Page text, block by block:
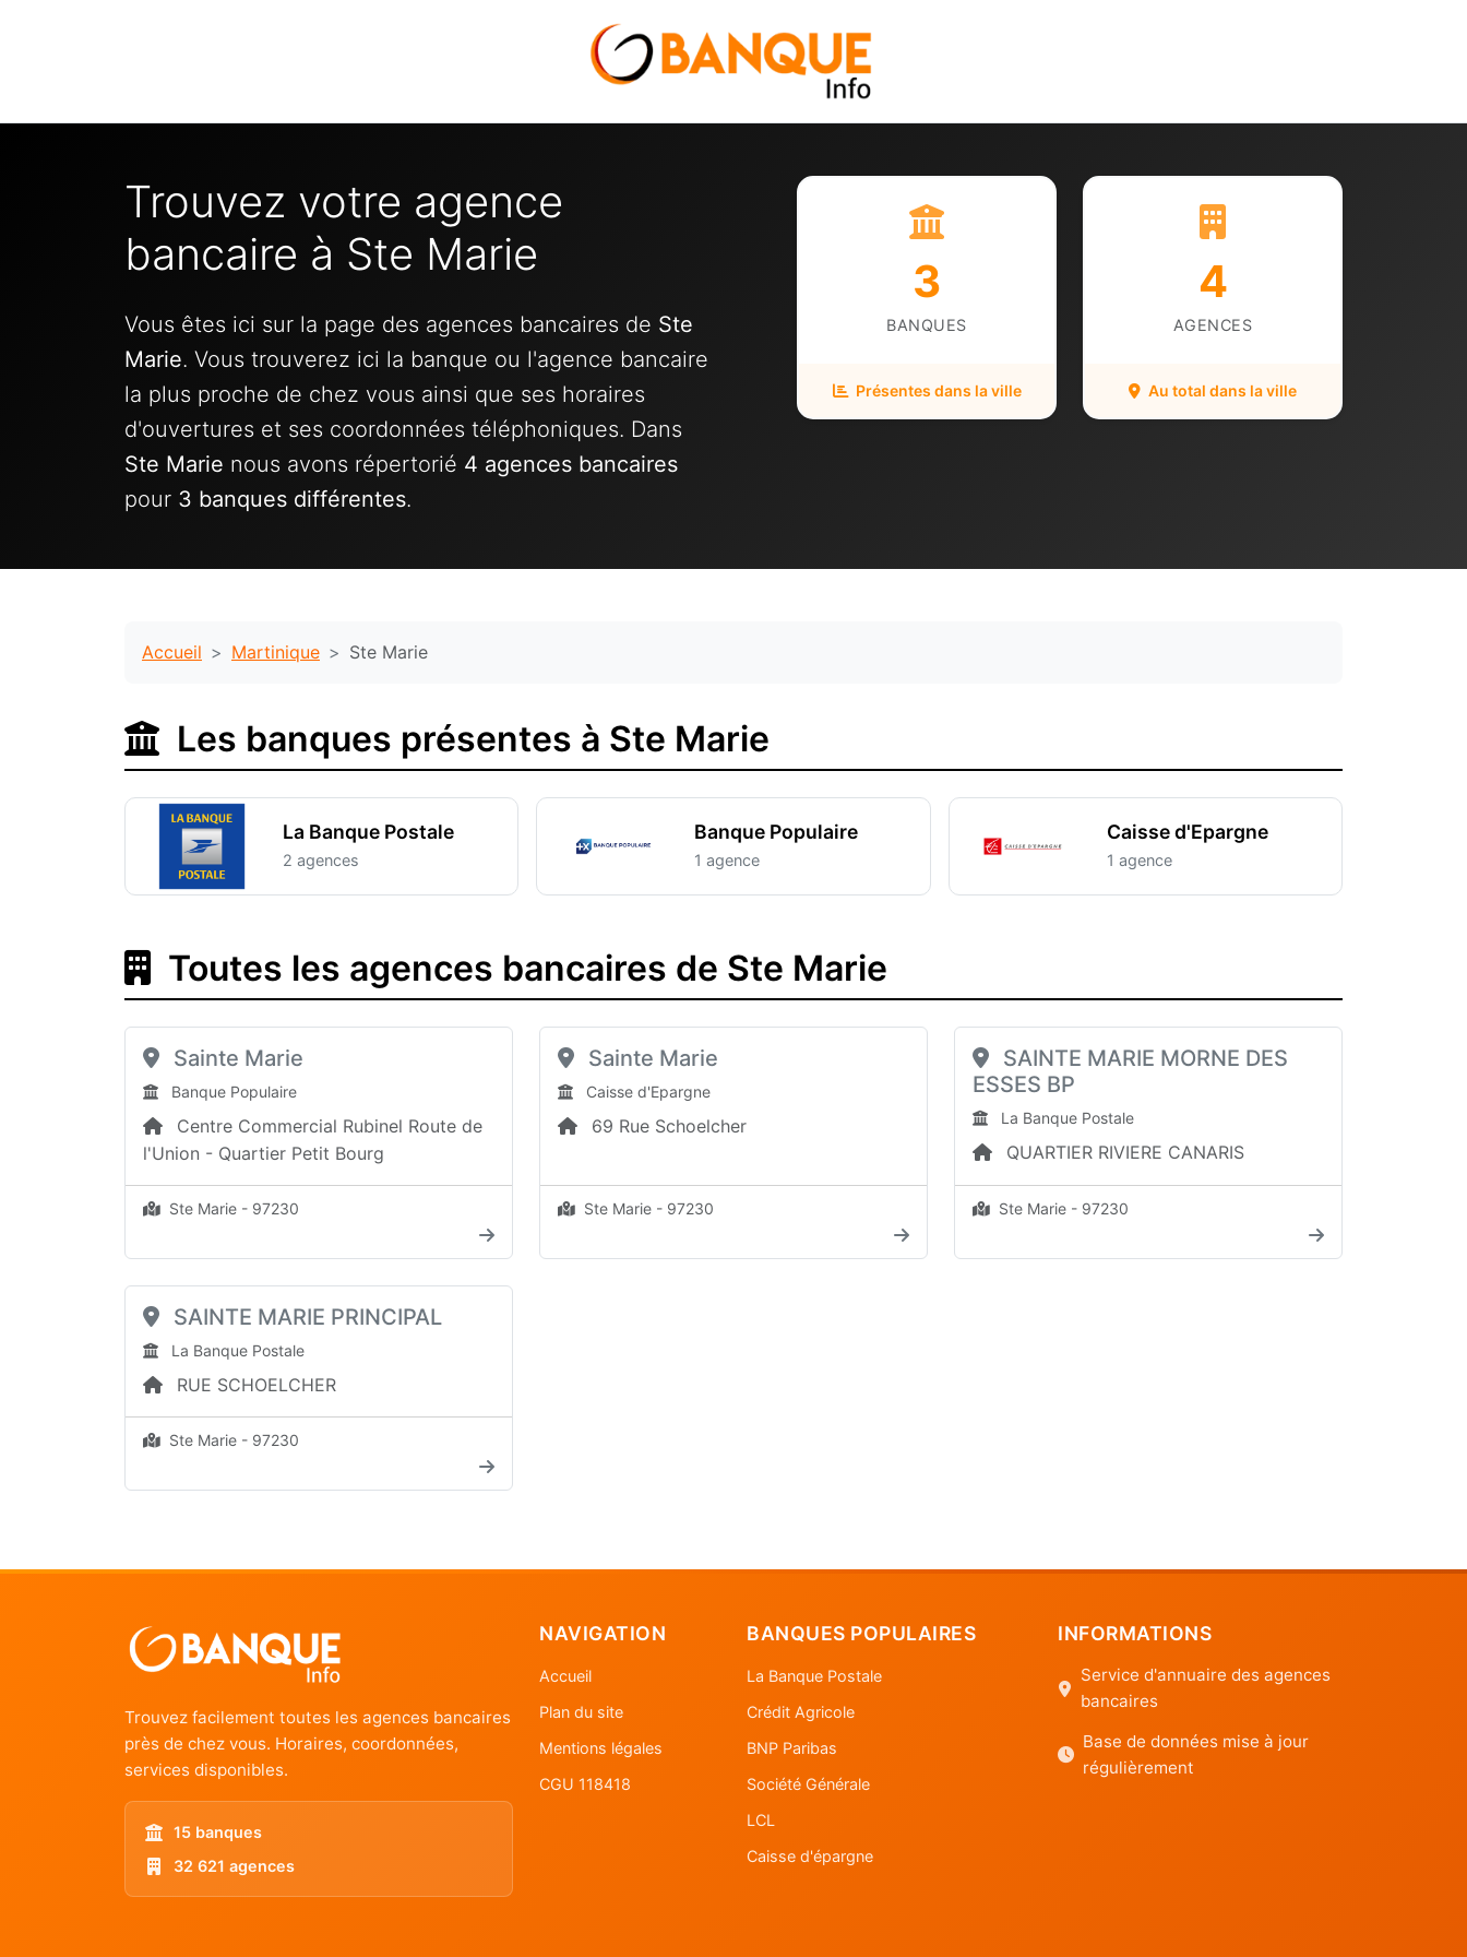
Trouvez votre agence
bancaire à Ste Marie
Vous êtes ici sur la page des agences bancaires de Ste
Marie. Vous trouverez ici la banque ou l'agence bancaire
la plus proche de chez vous ainsi que ses horaires
d'ouvertures et ses coordonnées téléphoniques. Dans
Ste Marie nous avons répertorié 4 agences bancaires
pour 3 banques différentes.
3
BANQUES
Présentes dans la ville
4
AGENCES
Au total dans la ville
Accueil Martinique Ste Marie
Les banques présentes à Ste Marie
La Banque Postale
2 agences
Banque Populaire
1 agence
Caisse d'Epargne
1 agence
Toutes les agences bancaires de Ste Marie
Sainte Marie
Banque Populaire
Centre Commercial Rubinel Route de
l'Union - Quartier Petit Bourg
Ste Marie - 97230
Sainte Marie
Caisse d'Epargne
69 Rue Schoelcher
Ste Marie - 97230
SAINTE MARIE MORNE DES
ESSES BP
La Banque Postale
QUARTIER RIVIERE CANARIS
Ste Marie - 97230
SAINTE MARIE PRINCIPAL
La Banque Postale
RUE SCHOELCHER
Ste Marie - 97230
Trouvez facilement toutes les agences bancaires
près de chez vous. Horaires, coordonnées,
services disponibles.
15 banques
32 621 agences
NAVIGATION
Accueil
Plan du site
Mentions légales
CGU 118418
BANQUES POPULAIRES
La Banque Postale
Crédit Agricole
BNP Paribas
Société Générale
LCL
Caisse d'épargne
INFORMATIONS
Service d'annuaire des agences
bancaires
Base de données mise à jour
régulièrement